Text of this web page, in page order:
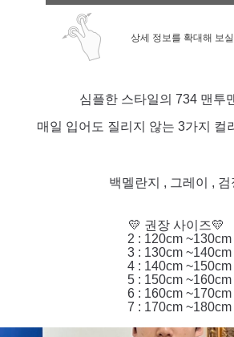
상세 정보를 확대해 보
심플한 스타일의 734 맨투
매일 입어도 질리지 않는 3가지 컬
백멜란지 , 그레이 , 검
💛 권장 사이즈💛
2 : 120cm ~130cm
3 : 130cm ~140cm
4 : 140cm ~150cm
5 : 150cm ~160cm
6 : 160cm ~170cm
7 : 170cm ~180cm